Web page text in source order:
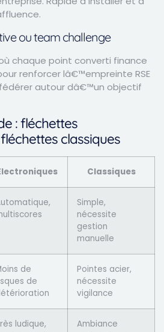
ou team challenge
chaque point converti finance
renforcer lâ€™empreinte RSE
autour dâ€™un objectif
: fléchettes
classiques
Classiques
Simple,
nécessite
gestion
manuelle
de
de
Pointes acier,
nécessite
vigilance
ludique,
Ambiance